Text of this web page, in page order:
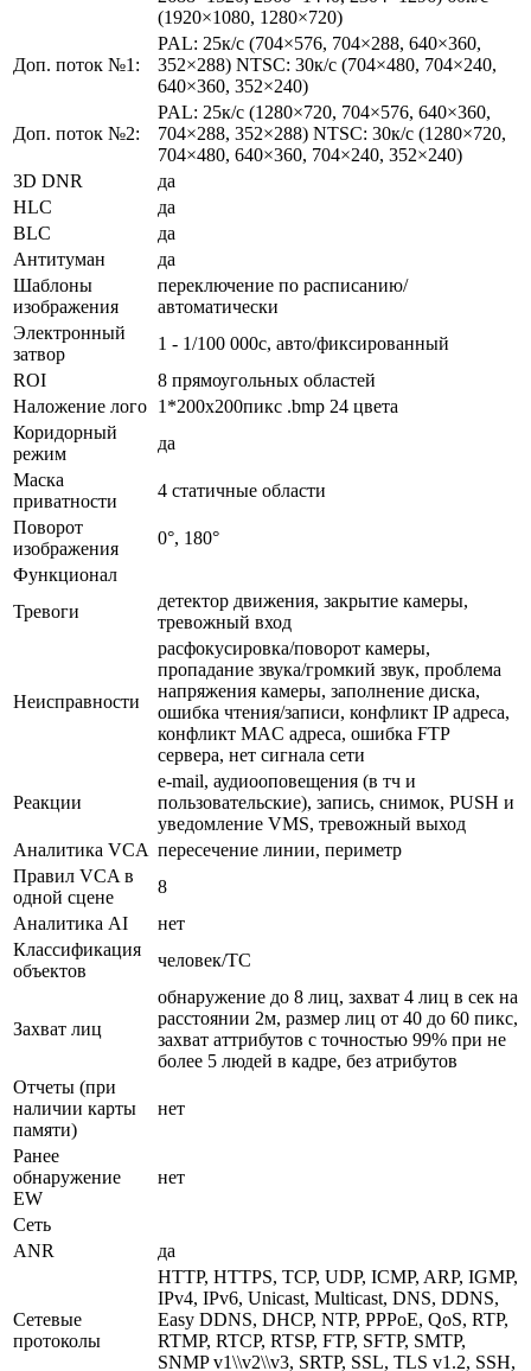
(1920×1080, 1280×720)
Доп. поток №1:
PAL: 25к/c (704×576, 704×288, 640×360,
352×288) NTSC: 30к/c (704×480, 704×240,
640×360, 352×240)
Доп. поток №2:
PAL: 25к/c (1280×720, 704×576, 640×360,
704×288, 352×288) NTSC: 30к/c (1280×720,
704×480, 640×360, 704×240, 352×240)
3D DNR
да
HLC
да
BLC
да
Антитуман
да
Шаблоны
изображения
переключение по расписанию/
автоматически
Электронный
затвор
1 - 1/100 000с, авто/фиксированный
ROI
8 прямоугольных областей
Наложение лого 1*200x200пикс .bmp 24 цвета
Коридорный
режим
да
Маска
приватности
4 cтатичные области
Поворот
изображения
0°, 180°
Функционал
Тревоги
детектор движения, закрытие камеры,
тревожный вход
Неисправности
расфокусировка/поворот камеры,
пропадание звука/громкий звук, проблема
напряжения камеры, заполнение диска,
ошибка чтения/записи, конфликт IP адреса,
конфликт MAC адреса, ошибка FTP
сервера, нет сигнала сети
Реакции
e-mail, аудиооповещения (в тч и
пользовательские), запись, снимок, PUSH и
уведомление VMS, тревожный выход
Аналитика VCA пересечение линии, периметр
Правил VCA в
одной сцене
8
Аналитика AI
нет
Классификация
объектов
человек/ТС
Захват лиц
обнаружение до 8 лиц, захват 4 лиц в сек на
расстоянии 2м, размер лиц от 40 до 60 пикс,
захват аттрибутов с точностью 99% при не
более 5 людей в кадре, без атрибутов
Отчеты (при
наличии карты
памяти)
нет
Ранее
обнаружение
EW
нет
Сеть
ANR
да
Сетевые
протоколы
HTTP, HTTPS, TCP, UDP, ICMP, ARP, IGMP,
IPv4, IPv6, Unicast, Multicast, DNS, DDNS,
Easy DDNS, DHCP, NTP, PPPoE, QoS, RTP,
RTMP, RTCP, RTSP, FTP, SFTP, SMTP,
SNMP v1\\v2\\v3, SRTP, SSL, TLS v1.2, SSH,